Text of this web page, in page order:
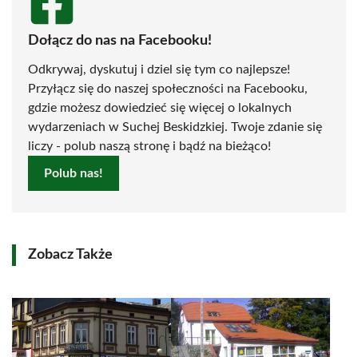
Dołącz do nas na Facebooku!
Odkrywaj, dyskutuj i dziel się tym co najlepsze!
Przyłącz się do naszej społeczności na Facebooku,
gdzie możesz dowiedzieć się więcej o lokalnych
wydarzeniach w Suchej Beskidzkiej. Twoje zdanie się
liczy - polub naszą stronę i bądź na bieżąco!
Polub nas!
Zobacz Także